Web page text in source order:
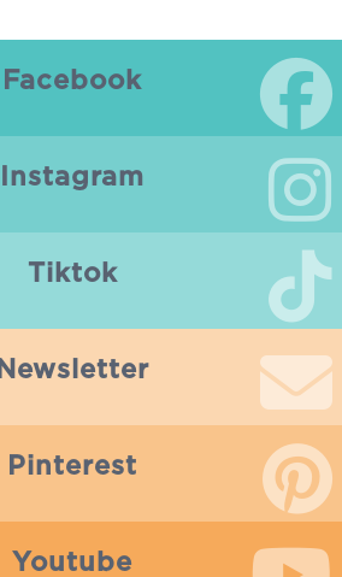
Facebook
Instagram
Tiktok
Newsletter
Pinterest
Youtube